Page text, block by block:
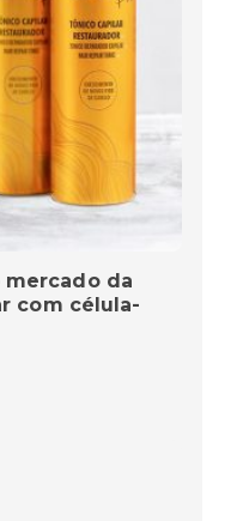
mercado da
com célula-